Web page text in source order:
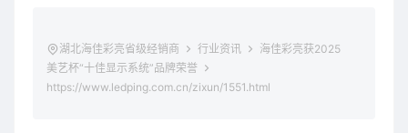
湖北海佳彩亮省级经销商 行业资讯
海佳彩亮获2025
美艺杯“十佳显示系统”品牌荣誉
https://www.ledping.com.cn/zixun/1551.html